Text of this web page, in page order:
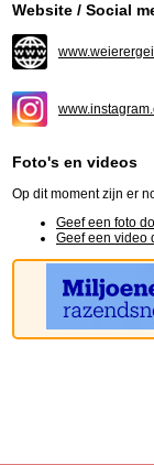
Website / Social
Foto's en videos
Op dit moment zijn er
Geef een foto
Geef een video